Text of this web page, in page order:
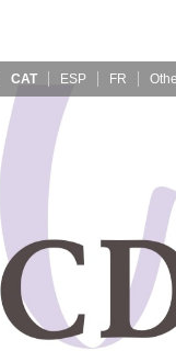
CAT ESP FR